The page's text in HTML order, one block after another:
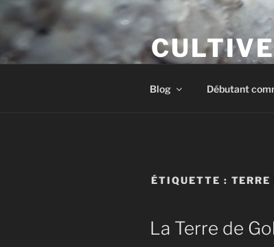
Aller
au
contenu
principal
Blog Débutant
ÉTIQUETTE : TERRE
La Terre de